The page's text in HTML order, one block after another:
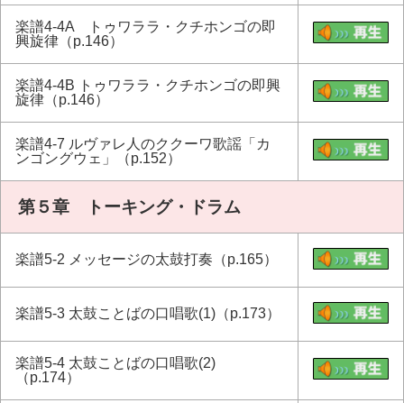
楽譜4-4A トゥワララ・クチホンゴの即
興旋律（p.146）
楽譜4-4B トゥワララ・クチホンゴの即興
旋律（p.146）
楽譜4-7 ルヴァレ人のククーワ歌謡「カ
ンゴングウェ」（p.152）
第５章 トーキング・ドラム
楽譜5-2 メッセージの太鼓打奏（p.165）
楽譜5-3 太鼓ことばの口唱歌(1)（p.173）
楽譜5-4 太鼓ことばの口唱歌(2)
（p.174）